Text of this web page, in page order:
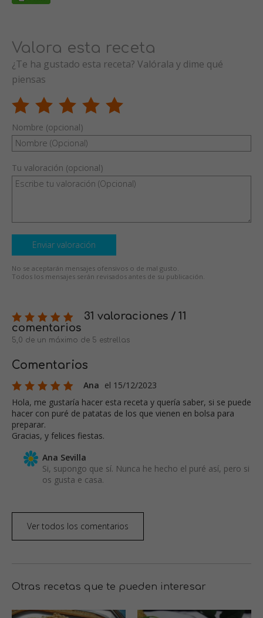
Valora esta receta
¿Te ha gustado esta receta? Valórala y dime qué
piensas
Nombre (opcional)
Tu valoración (opcional)
Enviar valoración
No se aceptarán mensajes ofensivos o de mal gusto.
Todos los mensajes serán revisados antes de su publicación.
31 valoraciones / 11
comentarios
5,0 de un máximo de 5 estrellas
Comentarios
Ana el 15/12/2023
Hola, me gustaría hacer esta receta y quería saber, si se puede
hacer con puré de patatas de los que vienen en bolsa para
preparar.
Gracias, y felices fiestas.
Ana Sevilla
Si, supongo que sí. Nunca he hecho el puré así, pero si
os gusta e casa.
Ver todos los comentarios
Otras recetas que te pueden interesar